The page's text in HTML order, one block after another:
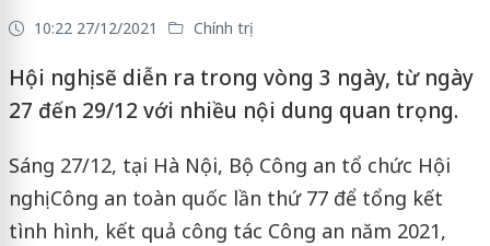
10:22 27/12/2021 Chính trị
Hội nghị sẽ diễn ra trong vòng 3 ngày, từ ngày
27 đến 29/12 với nhiều nội dung quan trọng.
Sáng 27/12, tại Hà Nội, Bộ Công an tổ chức Hội
nghị Công an toàn quốc lần thứ 77 để tổng kết
tình hình, kết quả công tác Công an năm 2021,